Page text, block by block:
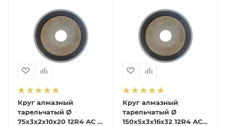
Круг алмазный
тарельчатый Ø
75х3х2х10х20 12R4 АС 4
Круг алмазный
тарельчатый Ø
150х5х3х16х32 12R4 АС 6